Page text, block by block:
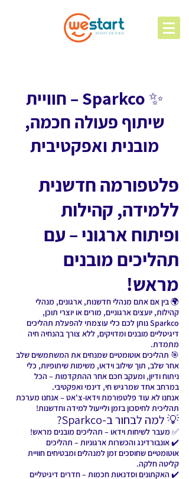
✨ Sparkco – חוויית
שיתוף פעולה חכמה,
מובנית ואפקטיבית
פלטפורמה חדשנית
ללמידה, קהילות
ופיתוח ארגוני – עם
תהליכים מובנים
מראש!
🌍 בין אם אתם מנהלי חדשנות, ארגונים, מנהלי
קהילות, יועצים ארגוניים, מורים או יוצרי תוכן,
Sparkco נותן לכם כלי עוצמתי להפעלת תהליכים
דיגיטליים מובנים ומדויקים, ללא צורך בהנחיה חיה
מתמדת.
🎯 תהליכים אוטומטיים שמנחים את המשתמשים שלב
אחר שלב, תוך שילוב וידאו, משימות שיתופיות, כלי
ניתוח ודיון, ומעקב חכם אחר ההתקדמות – הכל
במרחב אחד שמרגיש חי, דינמי ואפקטיבי.
אנחנו לא עוד פלטפורמת וידאו-צ'אט – אנחנו מערכת
תהליכית לחיסכון בזמן ולייעול למידה וחדשנות!
💡 למה לבחור ב-Sparkco?
✅ מעבר לשיחות וידאו – תהליכים מובנים מראש!
✔️ אונבורדינג והכשרות ארגוניות – תהליכים
אוטומטיים שחוסכים זמן למנהלים ומבטיחים חוויית
קליטה חלקה.
✔️ האקתונים וסדנאות חכמות – חדרים דיגיטליים